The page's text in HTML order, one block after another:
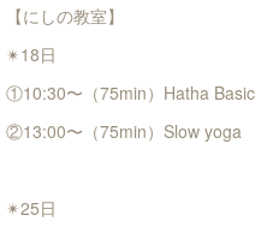
【にしの教室】
✴︎18日
①10:30〜（75min）Hatha Basic
②13:00〜（75min）Slow yoga
✴︎25日